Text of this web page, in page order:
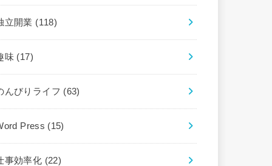
立開業 (118)
味 (17)
んびりライフ (63)
Press (15)
事効率化 (22)